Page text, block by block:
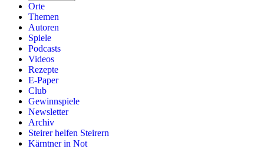
Orte
Themen
Autoren
Spiele
Podcasts
Videos
Rezepte
E-Paper
Club
Gewinnspiele
Newsletter
Archiv
Steirer helfen Steirern
Kärntner in Not